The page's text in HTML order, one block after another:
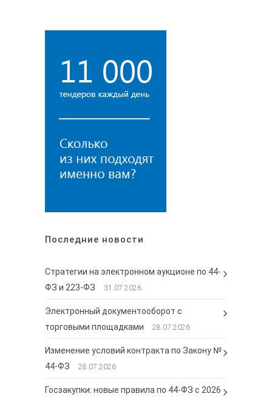
Последние новости
Стратегии на электронном аукционе по 44-
ФЗ и 223-ФЗ
31.07.2026
Электронный документооборот с
торговыми площадками
28.07.2026
Изменение условий контракта по Закону №
44-ФЗ
28.07.2026
Госзакупки: новые правила по 44-ФЗ с 2026